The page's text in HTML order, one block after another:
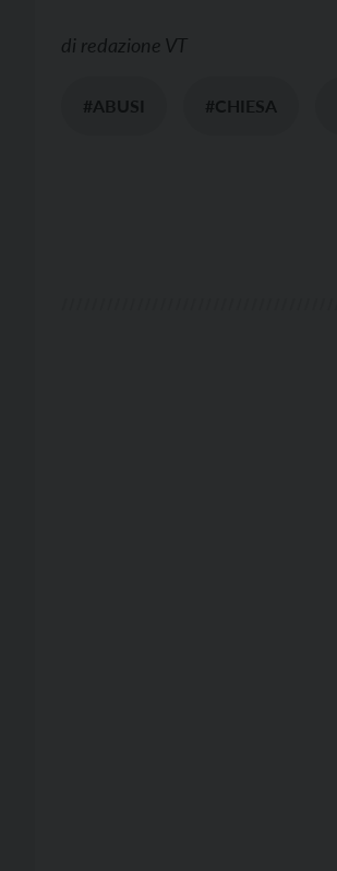
di redazione VT
#ABUSI #CHIESA